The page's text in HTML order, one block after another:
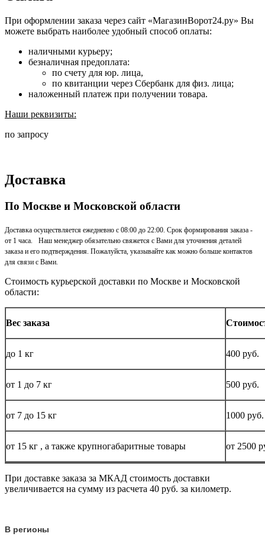
При оформлении заказа через сайт «МагазинВорот24.ру» Вы
можете выбрать наиболее удобный способ оплаты:
наличными курьеру;
безналичная предоплата:
по счету для юр. лица,
по квитанции через Сбербанк для физ. лица;
наложенный платеж при получении товара.
Наши реквизиты:
по запросу
Доставка
По Москве и Московской области
Доставка осуществляется ежедневно с 08:00 до 22:00. Срок формирования заказа -
от 1 часа. Наш менеджер обязательно свяжется с Вами для уточнения деталей
заказа и его подтверждения. Пожалуйста, указывайте как можно больше контактов
для связи с Вами.
Стоимость курьерской доставки по Москве и Московской
области:
Вес заказа
до 1 кг 400 руб.
от 1 до 7 кг 500 руб.
от 7 до 15 кг 1000 руб.
от 15 кг , а также крупногабаритные товары от 2500
При доставке заказа за МКАД стоимость доставки
увеличивается на сумму из расчета 40 руб. за километр.
В регионы